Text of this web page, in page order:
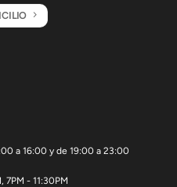
a 16:00 y de 19:00 a 23:00
7PM - 11:30PM